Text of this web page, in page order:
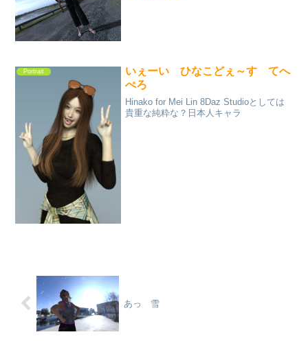
Portrait
いぇーい ひなこどぇ～す てへ
ぺろ
Hinako for Mei Lin 8Daz Studioとしては
貴重な純粋な？日本人キャラ
あっ 雪